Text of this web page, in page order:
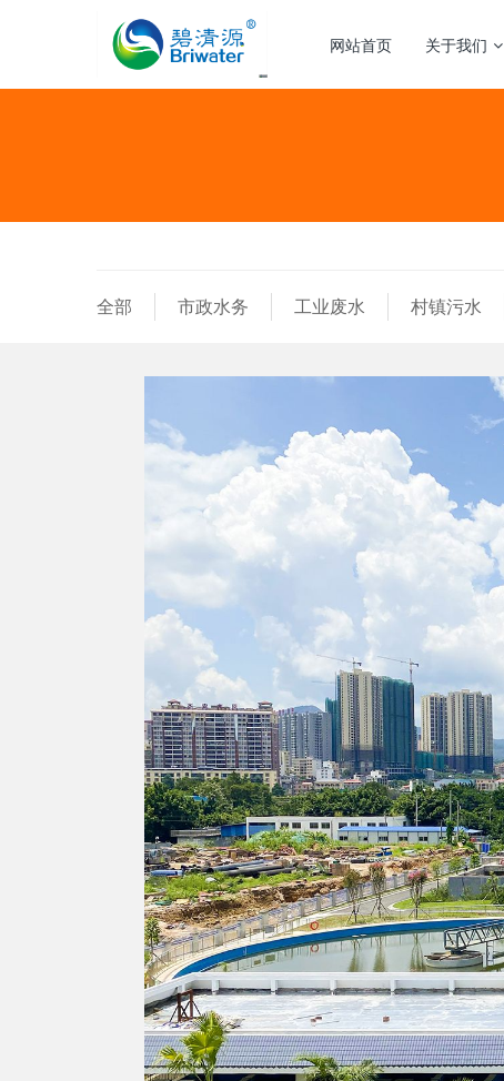
网站首页 关于我们
全部 市政水务 工业废水 村镇污水